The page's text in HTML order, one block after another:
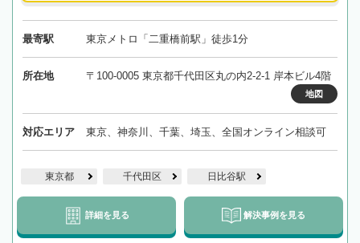
最寄駅 東京メトロ「二重橋前駅」徒歩1分
所在地 〒100-0005 東京都千代田区丸の内2-2-1 岸本ビル4階
地図
対応エリア 東京、神奈川、千葉、埼玉、全国オンライン相談可
東京都 千代田区 日比谷駅
詳細を見る 解決事例を見る